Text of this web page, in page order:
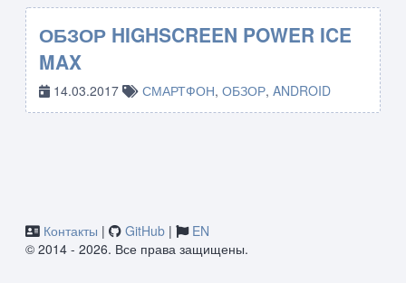
ОБЗОР HIGHSCREEN POWER ICE
MAX
14.03.2017 СМАРТФОН, ОБЗОР, ANDROID
Контакты | GitHub |
EN
© 2014 - 2026. Все права защищены.